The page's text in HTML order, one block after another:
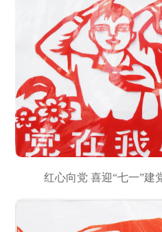
红心向党 喜迎“七一”建